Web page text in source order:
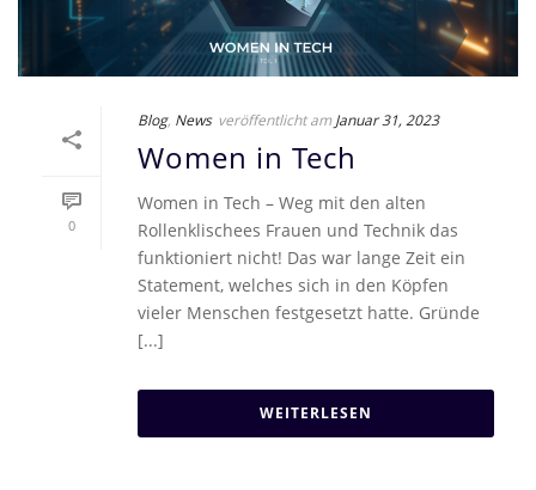
0
Blog, News veröffentlicht am Januar 31, 2023
Women in Tech
Women in Tech – Weg mit den alten
Rollenklischees Frauen und Technik das
funktioniert nicht! Das war lange Zeit ein
Statement, welches sich in den Köpfen
vieler Menschen festgesetzt hatte. Gründe
[...]
WEITERLESEN